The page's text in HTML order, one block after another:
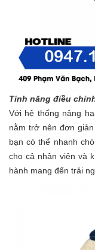
Tính năng điều
Với hệ thống nâng
nằm trở nên đơn
bạn có thể nhanh
cho cả nhân viên và
hành mang đến trải